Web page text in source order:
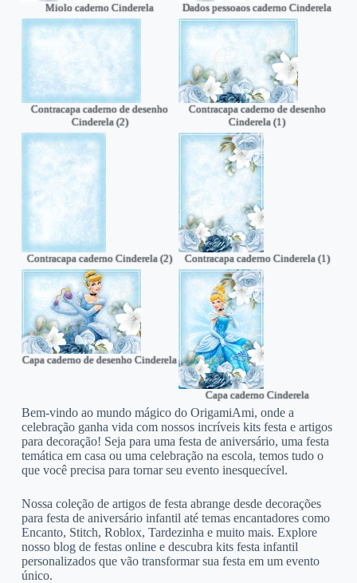
Miolo caderno Cinderela Dados pessoaos caderno Cinderela
Contracapa caderno de desenho
Cinderela (2)
Contracapa caderno de desenho
Cinderela (1)
Contracapa caderno Cinderela (2) Contracapa caderno Cinderela (1)
Capa caderno de desenho Cinderela
Capa caderno Cinderela
Bem-vindo ao mundo mágico do OrigamiAmi, onde a
celebração ganha vida com nossos incríveis kits festa e artigos
para decoração! Seja para uma festa de aniversário, uma festa
temática em casa ou uma celebração na escola, temos tudo o
que você precisa para tornar seu evento inesquecível.
Nossa coleção de artigos de festa abrange desde decorações
para festa de aniversário infantil até temas encantadores como
Encanto, Stitch, Roblox, Tardezinha e muito mais. Explore
nosso blog de festas online e descubra kits festa infantil
personalizados que vão transformar sua festa em um evento
único.